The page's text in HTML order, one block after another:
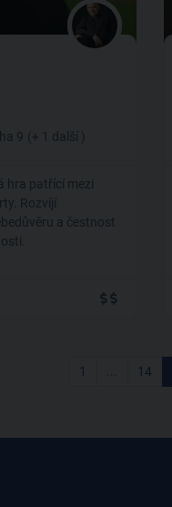
9 (+ 1 další )
hra patřící mezi
Rozvíjí
a čestnost
1 14